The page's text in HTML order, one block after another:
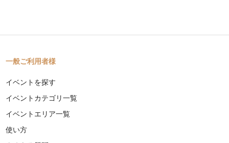
一般ご利用者様
イベントを探す
イベントカテゴリ一覧
イベントエリア一覧
使い方